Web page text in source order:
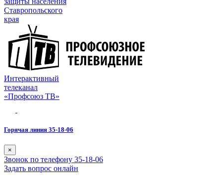
Ставропольского
края
Интерактивный
телеканал
«Профсоюз ТВ»
Горячая линия 35-18-06
×
Звонок по телефону 35-18-06
Задать вопрос онлайн